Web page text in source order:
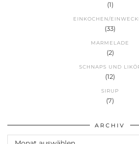
(1)
EINKOCHEN/
(33)
MARMELADE
(2)
SCHNAPS UND
(12)
SIRUP
(7)
ARCHIV
Archiv